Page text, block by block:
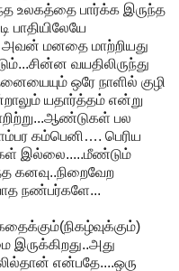
உலகத்தை பார்க்க இருந்த
அவன் மனதை மாற்றியது
வயதிலிருந்து
ஒரே நாளில் குழி
யதார்த்தம் என்று
பல
கம்பெனி…. பெரிய
இல்லை.....மீண்டும்
கனவு..நிறைவேற
நண்பர்களே...
இருக்கிறது..அது
என்பதே....ஒரு